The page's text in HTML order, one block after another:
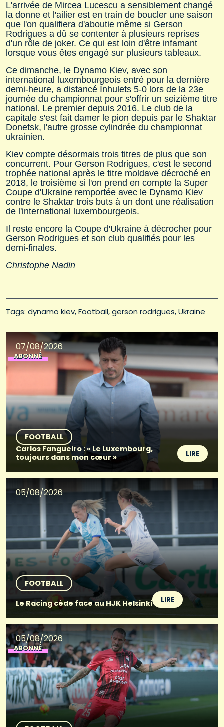
L'arrivée de Mircea Lucescu a sensiblement changé
la donne et l'ailier est en train de boucler une saison
que l'on qualifiera d'aboutie même si Gerson
Rodrigues a dû se contenter à plusieurs reprises
d'un rôle de joker. Ce qui est loin d'être infamant
lorsque vous êtes engagé sur plusieurs tableaux.
Ce dimanche, le Dynamo Kiev, avec son
international luxembourgeois entré pour la dernière
demi-heure, a distancé Inhulets 5-0 lors de la 23e
journée du championnat pour s'offrir un seizième titre
national. Le premier depuis 2016. Le club de la
capitale s'est fait damer le pion depuis par le Shaktar
Donetsk, l'autre grosse cylindrée du championnat
ukrainien.
Kiev compte désormais trois titres de plus que son
concurrent. Pour Gerson Rodrigues, c'est le second
trophée national après le titre moldave décroché en
2018, le troisième si l'on prend en compte la Super
Coupe d'Ukraine remportée avec le Dynamo Kiev
contre le Shaktar trois buts à un dont une réalisation
de l'international luxembourgeois.
Il reste encore la Coupe d'Ukraine à décrocher pour
Gerson Rodrigues et son club qualifiés pour les
demi-finales.
Christophe Nadin
Tags: dynamo kiev Football gerson rodrigues Ukraine
07/08/2026
ABONNÉ
FOOTBALL
Carlos Fangueiro : « Le Luxembourg,
toujours dans mon cœur »
LIRE
05/08/2026
FOOTBALL
Le Racing cède face au HJK Helsinki
LIRE
05/08/2026
ABONNÉ